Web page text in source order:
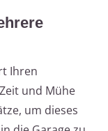
Ihren
und Mühe
um dieses